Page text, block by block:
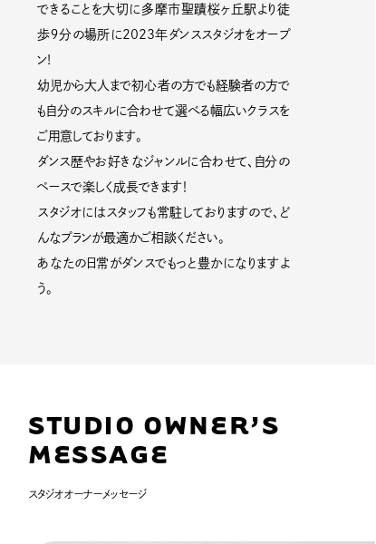
できることを大切に多摩市聖蹟桜ヶ丘駅より徒
歩９分の場所に2023年ダンススタジオをオープ
ン!
幼児から大人まで初心者の方でも経験者の方で
も自分のスキルに合わせて選べる幅広いクラスを
ご用意しております。
ダンス歴やお好きなジャンルに合わせて、自分の
ペースで楽しく成長できます！
スタジオにはスタッフも常駐しておりますので、ど
んなプランが最適かご相談ください。
あなたの日常がダンスでもっと豊かになりますよ
う。
STUDIO OWNER’S
MESSAGE
スタジオオーナーメッセージ